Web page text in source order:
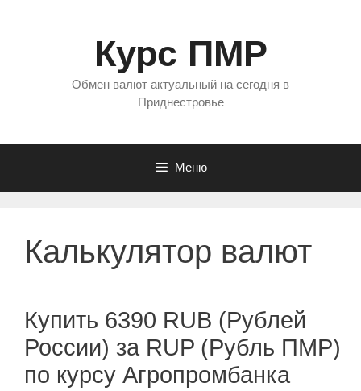
Курс ПМР
Обмен валют актуальный на сегодня в
Приднестровье
Меню
Калькулятор валют
Купить 6390 RUB (Рублей
России) за RUP (Рубль ПМР)
по курсу Агропромбанка